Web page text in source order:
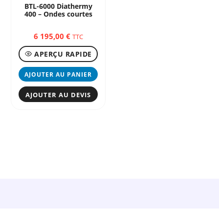
BTL-6000 Diathermy
400 – Ondes courtes
6 195,00 € TTC
APERÇU RAPIDE
AJOUTER AU PANIER
AJOUTER AU DEVIS